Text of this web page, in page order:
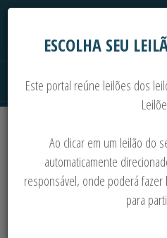
Imoveis
CARROS, MOTORES,
COMPRESSORES E MAIS
ESCOLHA SEU
Este portal reúne leilões dos
Ao clicar em um leilão do
automaticamente
responsável, onde poderá
para